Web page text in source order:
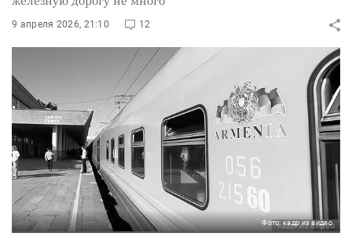
9 апреля 2026, 21:10 12
Фото: кадр из видео